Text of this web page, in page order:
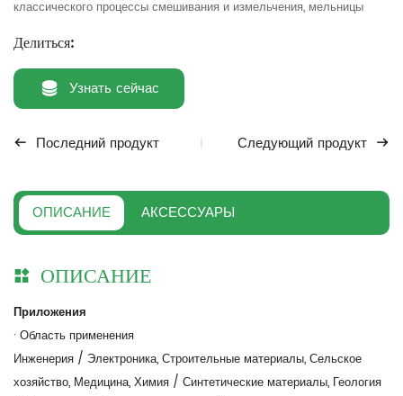
классического процессы смешивания и измельчения, мельницы
Делиться:
Узнать сейчас
Последний продукт Следующий продукт
ОПИСАНИЕ АКСЕССУАРЫ
ОПИСАНИЕ
Приложения
· Область применения
Инженерия / Электроника, Строительные материалы, Сельское
хозяйство, Медицина, Химия / Синтетические материалы, Геология